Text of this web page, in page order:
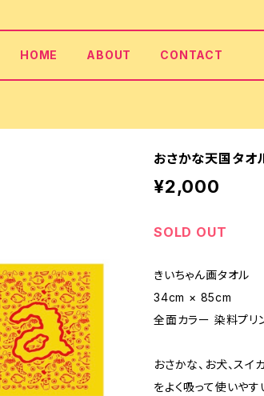
HOME ABOUT CONTACT
おさかな天国タオ
¥2,000
SOLD OUT
きいちゃん画タオル
34cm × 85cm
全面カラー 染料プリ
おさかな、お犬、スイ
をよく吸って使いやす